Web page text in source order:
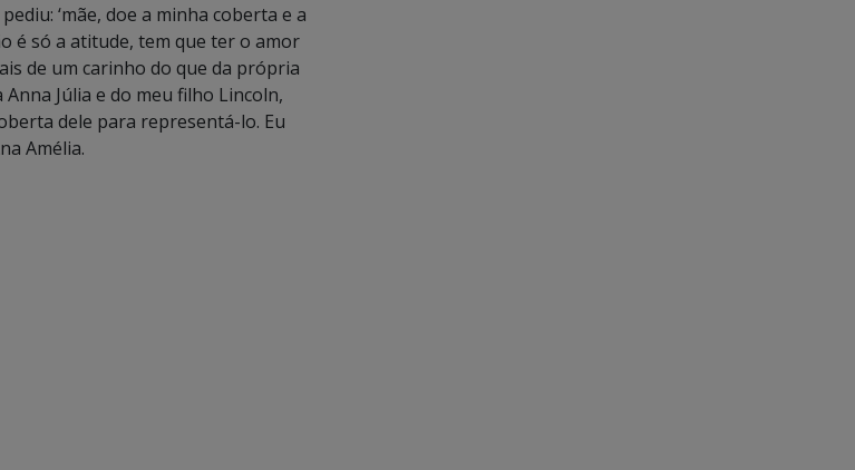
‘mãe, doe a minha coberta e a
é só a atitude, tem que ter o amor
de um carinho do que da própria
Júlia e do meu filho Lincoln,
dele para representá-lo. Eu
Amélia.